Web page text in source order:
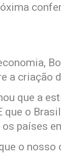
a criação
que a
que o
países
o